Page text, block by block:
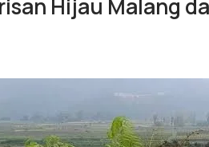
Hijau Malang